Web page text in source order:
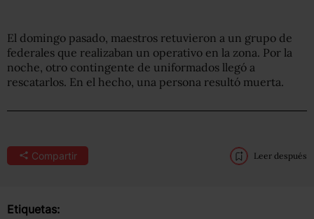
El domingo pasado, maestros retuvieron a un grupo de
federales que realizaban un operativo en la zona. Por la
noche, otro contingente de uniformados llegó a
rescatarlos. En el hecho, una persona resultó muerta.
Compartir Leer después
Etiquetas: